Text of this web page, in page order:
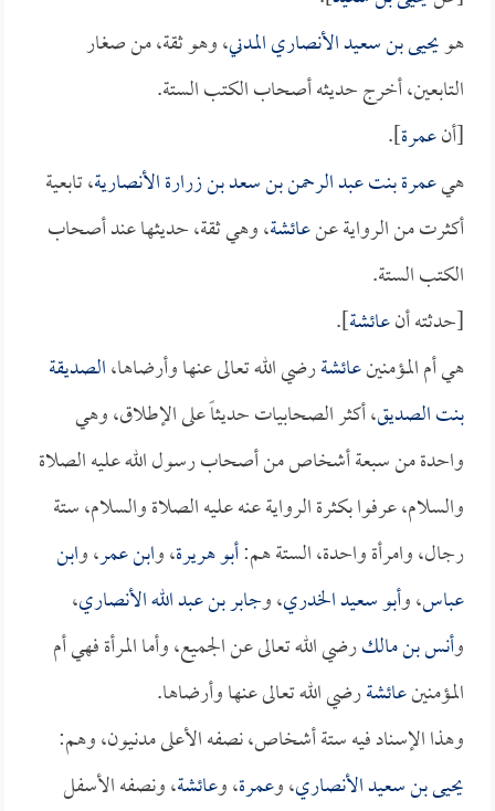
هويحيى بن سعيد الأنصاري المدني، وهو ثقة، من صغار
التابعين، أخرج حديثه أصحاب الكتب الستة.
[أنعمرة].
هيعمرة بنت عبد الرحمن بن سعد بن زرارة الأنصارية، تابعية
أكثرت من الرواية عنعائشة، وهي ثقة، حديثها عند أصحاب
الكتب الستة.
[حدثته أنعائشة].
هي أم المؤمنينعائشةرضي الله تعالى عنها وأرضاها،الصديقة
بنت الصديق، أكثر الصحابيات حديثاً على الإطلاق، وهي
واحدة من سبعة أشخاص من أصحاب رسول الله عليه الصلاة
والسلام، عرفوا بكثرة الرواية عنه عليه الصلاة والسلام، ستة
رجال، وامرأة واحدة، الستة هم:أبو هريرة، وابن عمر، وابن
عباس، وأبو سعيد الخدري، وجابر بن عبد الله الأنصاري،
وأنس بن مالكرضي الله تعالى عن الجميع، وأما المرأة فهي أم
المؤمنينعائشةرضي الله تعالى عنها وأرضاها.
وهذا الإسناد فيه ستة أشخاص، نصفه الأعلى مدنيون، وهم:
يحيى بن سعيد الأنصاري، وعمرة، وعائشة، ونصفه الأسفل